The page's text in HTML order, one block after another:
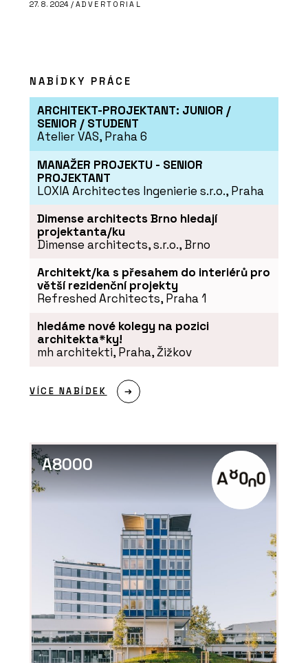
27. 8. 2024 / ADVERTORIAL
NABÍDKY PRÁCE
ARCHITEKT-PROJEKTANT: JUNIOR /
SENIOR / STUDENT
Atelier VAS, Praha 6
MANAŽER PROJEKTU - SENIOR
PROJEKTANT
LOXIA Architectes Ingenierie s.r.o., Praha
Dimense architects Brno hledají
projektanta/ku
Dimense architects, s.r.o., Brno
Architekt/ka s přesahem do interiérů pro
větší rezidenční projekty
Refreshed Architects, Praha 1
hledáme nové kolegy na pozici
architekta*ky!
mh architekti, Praha, Žižkov
VÍCE NABÍDEK
A8000